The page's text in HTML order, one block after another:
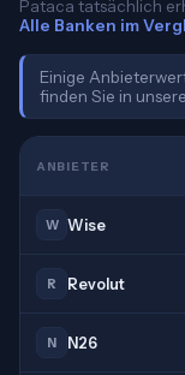
Pataca tatsächlich
Alle Banken im
Einige
finden Sie in
ANBIETER
W Wise
R Revolut
N N26